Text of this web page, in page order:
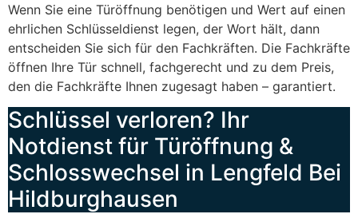
Wenn Sie eine Türöffnung benötigen und Wert auf einen
ehrlichen Schlüsseldienst legen, der Wort hält, dann
entscheiden Sie sich für den Fachkräften. Die Fachkräfte
öffnen Ihre Tür schnell, fachgerecht und zu dem Preis,
den die Fachkräfte Ihnen zugesagt haben – garantiert.
Schlüssel verloren? Ihr
Notdienst für Türöffnung &
Schlosswechsel in Lengfeld Bei
Hildburghausen